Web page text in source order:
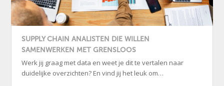
SUPPLY CHAIN ANALISTEN DIE WILLEN
SAMENWERKEN MET GRENSLOOS
Werk jij graag met data en weet je dit te vertalen naar
duidelijke overzichten? En vind jij het leuk om…